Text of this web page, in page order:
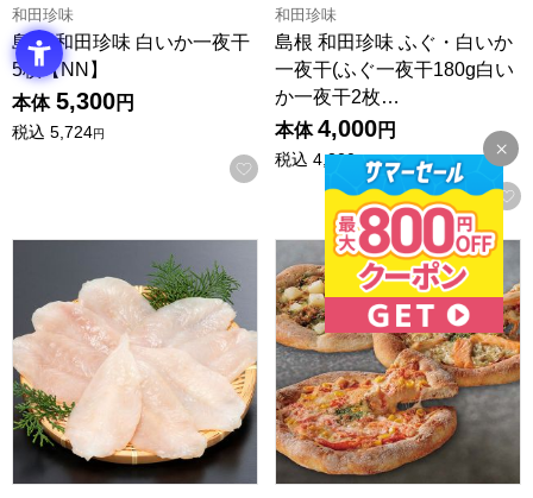
和田珍味
島根 和田珍味 白いか一夜干
5枚【NN】
本体 5,300円
税込 5,724円
お気に入りに登録する
和田珍味
島根 和田珍味 ふぐ・白いか
一夜干(ふぐ一夜干180g白い
か一夜干2枚…
本体 4,000円
税込 4,320 円
島根 和田珍味 ふぐ一夜干 360g【NN】鳥取 PIZZA TORETATI 3種